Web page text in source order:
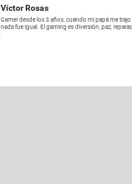
Víctor Rosas
Gamer desde los 3 años, cuando mi papá me
nada fue igual. El gaming es diversión, paz,